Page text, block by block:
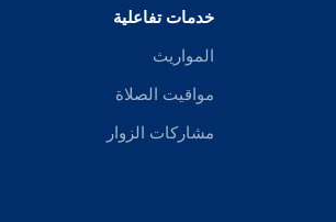
خدمات تفاعلية
المواريث
مواقيت الصلاة
مشاركات الزوار